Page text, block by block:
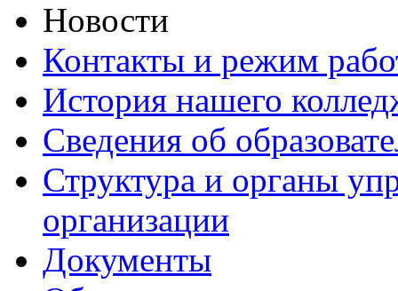
Новости
Контакты и режим
История нашего
Сведения об
Структура и органы
организации
Документы